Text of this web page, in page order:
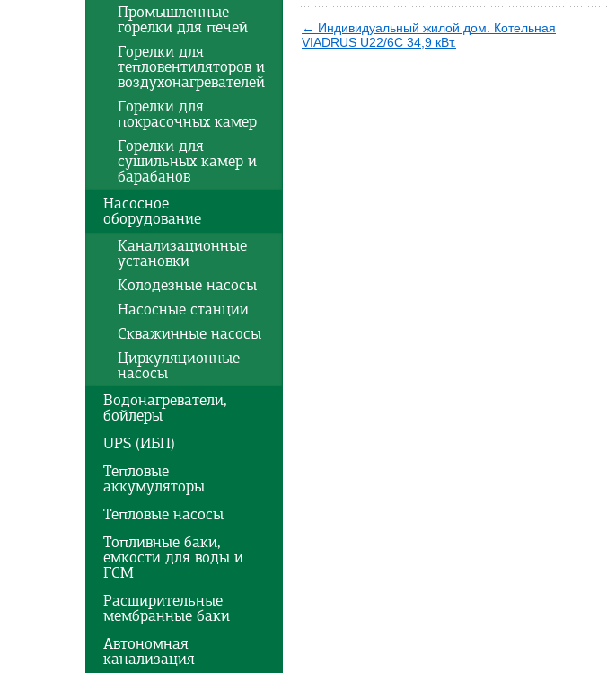
← Индивидуальный жилой дом. Котельная
VIADRUS U22/6C 34,9 кВт.
Промышленные
горелки для печей
Горелки для
тепловентиляторов и
воздухонагревателей
Горелки для
покрасочных камер
Горелки для
сушильных камер и
барабанов
Насосное
оборудование
Канализационные
установки
Колодезные насосы
Насосные станции
Скважинные насосы
Циркуляционные
насосы
Водонагреватели,
бойлеры
UPS (ИБП)
Тепловые
аккумуляторы
Тепловые насосы
Топливные баки,
емкости для воды и
ГСМ
Расширительные
мембранные баки
Автономная
канализация